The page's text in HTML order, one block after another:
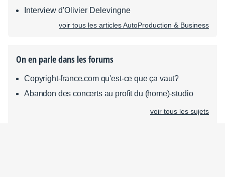
Interview d'Olivier Delevingne
voir tous les articles AutoProduction & Business
On en parle dans les forums
Copyright-france.com qu'est-ce que ça vaut?
Abandon des concerts au profit du (home)-studio
voir tous les sujets